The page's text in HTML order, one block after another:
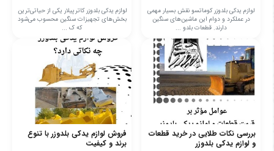
لوازم یدکی بلدوزر کوماتسو نقش بسیار مهمی
در عملکرد و دوام این ماشین‌های سنگین
دارند. قطعات بلدو ...
لوازم یدکی بلدوزر کاترپیلار یکی از حیاتی‌ترین
بخش‌های تجهیزات سنگین محسوب می‌شود
که ک ...
بررسی نکات طلایی در خرید قطعات
و لوازم یدکی بلدوزر
فروش لوازم یدکی بلدوزر با تنوع
برند و کیفیت